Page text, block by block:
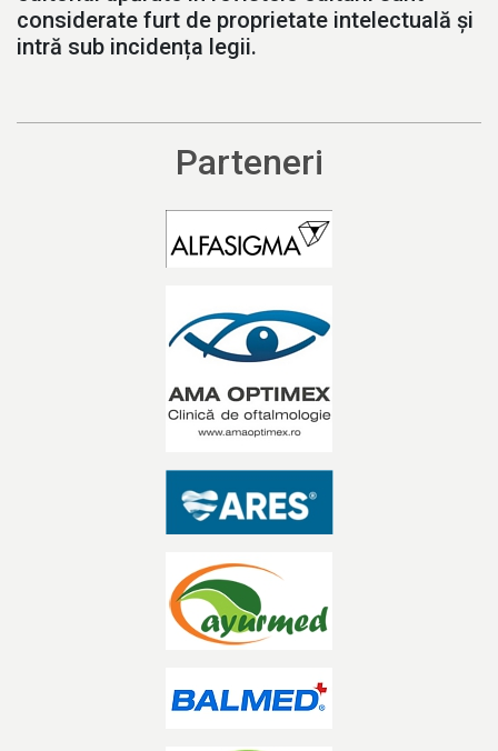
considerate furt de proprietate intelectuală și
intră sub incidența legii.
Parteneri